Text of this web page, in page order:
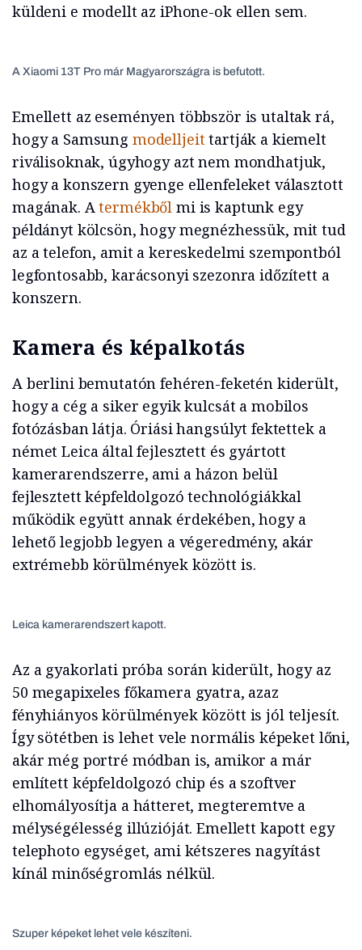
küldeni e modellt az iPhone-ok ellen sem.
A Xiaomi 13T Pro már Magyarországra is befutott.
Emellett az eseményen többször is utaltak rá,
hogy a Samsung modelljeittartják a kiemelt
riválisoknak, úgyhogy azt nem mondhatjuk,
hogy a konszern gyenge ellenfeleket választott
magának. Atermékből mi is kaptunk egy
példányt kölcsön, hogy megnézhessük, mit tud
az a telefon, amit a kereskedelmi szempontból
legfontosabb, karácsonyi szezonra időzített a
konszern.
Kamera és képalkotás
A berlini bemutatón fehéren-feketén kiderült,
hogy a cég a siker egyik kulcsát a mobilos
fotózásban látja. Óriási hangsúlyt fektettek a
német Leica által fejlesztett és gyártott
kamerarendszerre, ami a házon belül
fejlesztett képfeldolgozó technológiákkal
működik együtt annak érdekében, hogy a
lehető legjobb legyen a végeredmény, akár
extrémebb körülmények között is.
Leica kamerarendszert kapott.
Az a gyakorlati próba során kiderült, hogy az
50 megapixeles főkamera gyatra, azaz
fényhiányos körülmények között is jól teljesít.
Így sötétben is lehet vele normális képeket lőni,
akár még portré módban is, amikor a már
említett képfeldolgozó chip és a szoftver
elhomályosítja a hátteret, megteremtve a
mélységélesség illúzióját. Emellett kapott egy
telephoto egységet, ami kétszeres nagyítást
kínál minőségromlás nélkül.
Szuper képeket lehet vele készíteni.